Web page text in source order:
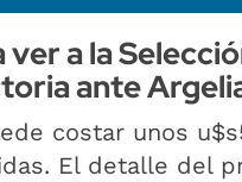
a la
ante
costar unos
El detalle del